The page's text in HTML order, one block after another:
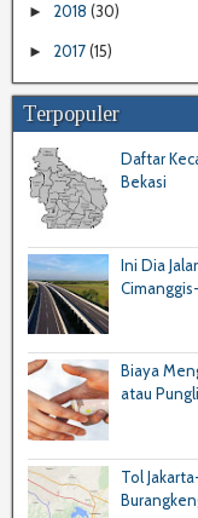
► 2018 (30)
► 2017(15)
Terpopuler
Daftar
Bekasi
Ini Dia
Biaya
atau
Tol